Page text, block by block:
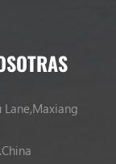
Lane,Maxiang